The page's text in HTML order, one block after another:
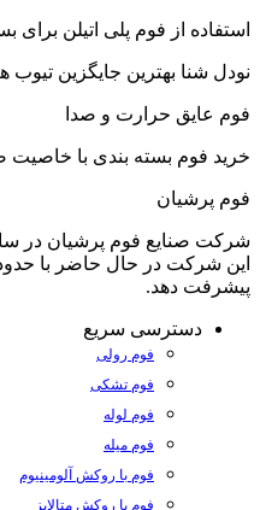
Hacklink panel
Hacklink panel
Hacklink panel
Hacklink panel
Hacklink panel
Hacklink panel
Illuminati
Hacklink Panel
Hacklink
Hacklink Panel
Hacklink
استفاده از فوم پلی اتیلن
نودل شنا بهترین جایگزین تیوب
فوم عایق حرارت و صدا
خرید فوم بسته بندی با خاصیت
فوم پرشیان
شرکت صنایع فوم پرشیان در سال ۱۳۸۴ با مشارکت بانک تجارت در شهرك صنعتی اشتهارد شروع به
این شرکت در حال حاضر با حدود
پیشرفت دهد.
دسترسی سریع
فوم رولی
فوم تشکی
فوم لوله
فوم میله
فوم با روکش آلومینیوم
فوم با روکش متالایز